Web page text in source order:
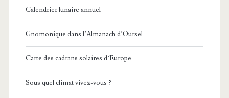
Calendrier lunaire annuel
Gnomonique dans l’Almanach d’Oursel
Carte des cadrans solaires d’Europe
Sous quel climat vivez-vous ?